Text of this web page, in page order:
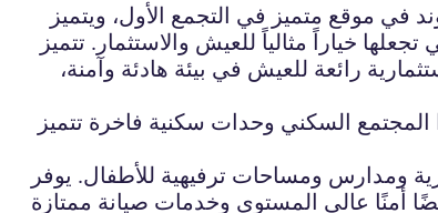
في موقع متميز في التجمع الأول، ويتميز
خياراً مثالياً للعيش والاستثمار. تتميز
رائعة للعيش في بيئة هادئة وآمنة،
المجتمع السكني وحدات سكنية فاخرة تتميز
ومدارس ومساحات ترفيهية للأطفال. يوفر